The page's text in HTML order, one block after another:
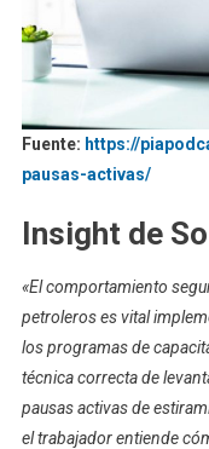
Fuente: https://
pausas-activas/
Insight de
«El comportamiento
petroleros es vital
los programas de
técnica correcta de
pausas activas de
el trabajador entiende